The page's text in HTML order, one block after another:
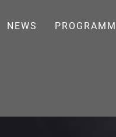
NEWS PROGRAMM